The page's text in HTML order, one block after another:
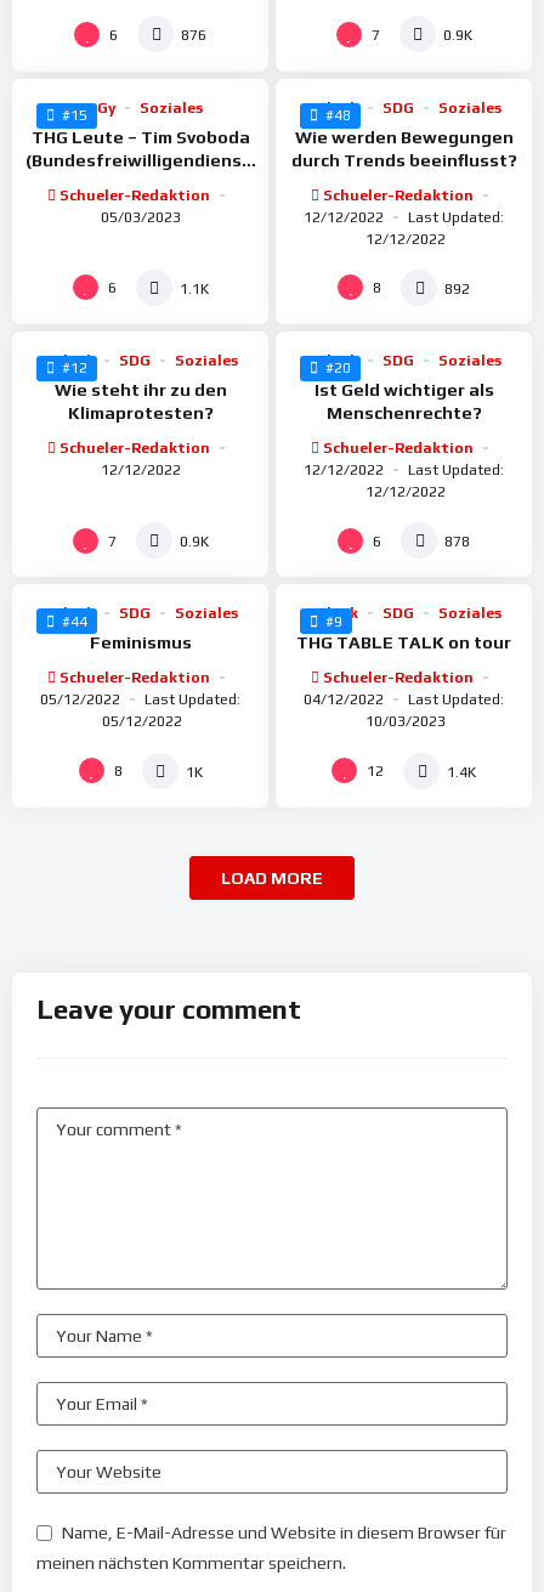
6 876 7 0.9K
#15
%
BoGy Soziales
THG Leute – Tim Svoboda
(Bundesfreiwilligendienst,
Schueler-Redaktion
05/03/2023
6 1.1K
#48
Politik SDG Soziales
Wie werden Bewegungen
durch Trends beeinflusst?
Schueler-Redaktion
12/12/2022
Last Updated:
12/12/2022
8 892
#12
%
Politik SDG Soziales
Wie steht ihr zu den
Klimaprotesten?
Schueler-Redaktion
12/12/2022
7 0.9K
#20
%
Politik SDG Soziales
Ist Geld wichtiger als
Menschenrechte?
Schueler-Redaktion
12/12/2022
Last Updated:
12/12/2022
6 878
#44
%
Politik SDG Soziales
Feminismus
Schueler-Redaktion
05/12/2022
Last Updated:
05/12/2022
8 1K
#9
%
Politik SDG Soziales
THG TABLE TALK on tour
Schueler-Redaktion
04/12/2022
Last Updated:
10/03/2023
12 1.4K
LOAD MORE
Leave your comment
Name, E-Mail-Adresse und Website in diesem Browser für
meinen nächsten Kommentar speichern.